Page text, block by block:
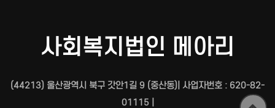
사회복지법인 메아리
(44213) 울산광역시 북구 갓안1길 9 (중산동)| 사업자번호 : 620-82-
01115 |